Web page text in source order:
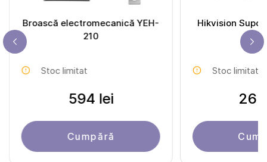
Broască electromecanică YEH-
210
Stoc limitat
594 lei
Cumpără
Hikvision
LZ
Stoc limitat